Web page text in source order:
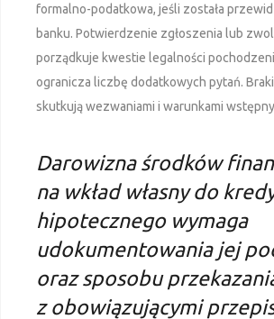
formalno-podatkowa, jeśli została
banku. Potwierdzenie zgłoszenia lub
porządkuje kwestie legalności
ogranicza liczbę dodatkowych pytań.
skutkują wezwaniami i warunkami
Darowizna środków
na wkład własny do
hipotecznego wymaga
udokumentowania jej
oraz sposobu
z obowiązującymi